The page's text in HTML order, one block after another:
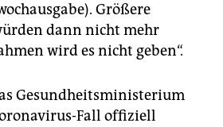
Größere
dann nicht mehr
wird es nicht geben“.
Gesundheitsministerium
Fall offiziell